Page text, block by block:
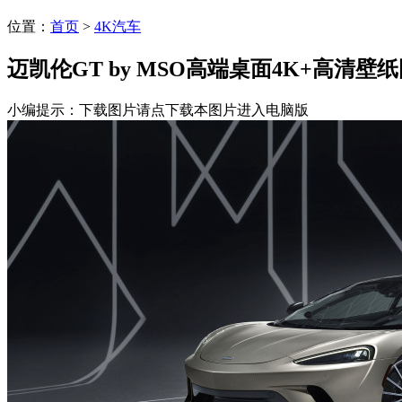
位置： 首页 > 4K汽车
迈凯伦GT by MSO高端桌面4K+高清壁
小编提示：下载图片请点下载本图片进入电脑版